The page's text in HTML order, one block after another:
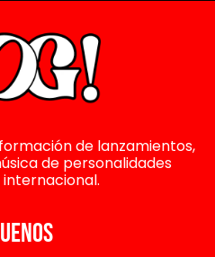
de lanzamientos,
de personalidades